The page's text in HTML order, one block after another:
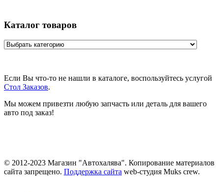
Каталог товаров
Если Вы что-то не нашли в каталоге, воспользуйтесь услугой
Стол Заказов.
Мы можем привезти любую запчасть или деталь для вашего
авто под заказ!
© 2012-2023 Магазин "Автохалява". Копирование материалов
сайта запрещено. Поддержка сайта web-студия Muks crew.